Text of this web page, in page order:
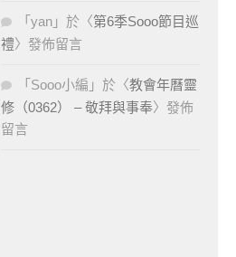
「 yan 」於〈第6季Sooo節目巡
禮〉發佈留言
「 Sooo小編 」於〈教會年曆靈
修（0362） – 敬拜與事奉〉發佈
留言